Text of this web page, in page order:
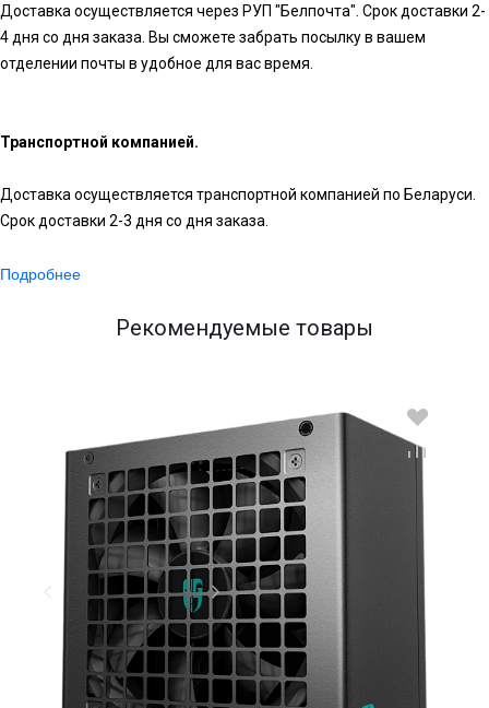
Доставка осуществляется через РУП "Белпочта". Срок доставки 2-
4 дня со дня заказа. Вы сможете забрать посылку в вашем
отделении почты в удобное для вас время.
Транспортной компанией.
Доставка осуществляется транспортной компанией по Беларуси.
Срок доставки 2-3 дня со дня заказа.
Подробнее
Рекомендуемые товары